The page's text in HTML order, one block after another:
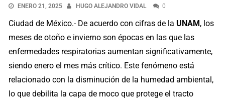
ENERO 21, 2025 HUGO ALEJANDRO VIDAL 0
Ciudad de México.- De acuerdo con cifras de la UNAM, los
meses de otoño e invierno son épocas en las que las
enfermedades respiratorias aumentan significativamente,
siendo enero el mes más crítico. Este fenómeno está
relacionado con la disminución de la humedad ambiental,
lo que debilita la capa de moco que protege el tracto